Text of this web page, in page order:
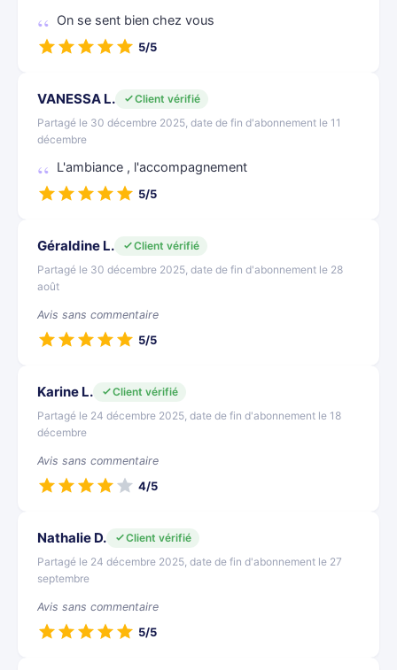
On se sent bien chez vous
5/5
VANESSA L.
Client vérifié
Partagé le 30 décembre 2025, date de fin d'abonnement le 11
décembre
L'ambiance , l'accompagnement
5/5
Géraldine L.
Client vérifié
Partagé le 30 décembre 2025, date de fin d'abonnement le 28
août
Avis sans commentaire
5/5
Karine L.
Client vérifié
Partagé le 24 décembre 2025, date de fin d'abonnement le 18
décembre
Avis sans commentaire
4/5
Nathalie D.
Client vérifié
Partagé le 24 décembre 2025, date de fin d'abonnement le 27
septembre
Avis sans commentaire
5/5